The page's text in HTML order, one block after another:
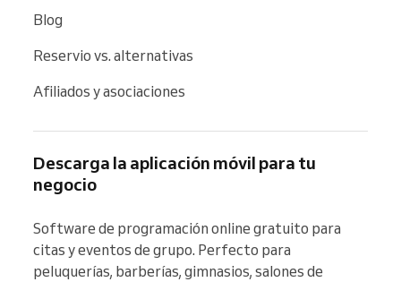
Blog
Reservio vs. alternativas
Afiliados y asociaciones
Descarga la aplicación móvil para tu
negocio
Software de programación online gratuito para
citas y eventos de grupo. Perfecto para
peluquerías, barberías, gimnasios, salones de